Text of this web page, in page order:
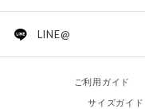
LINE@
ご利用ガイド
サイズガイド